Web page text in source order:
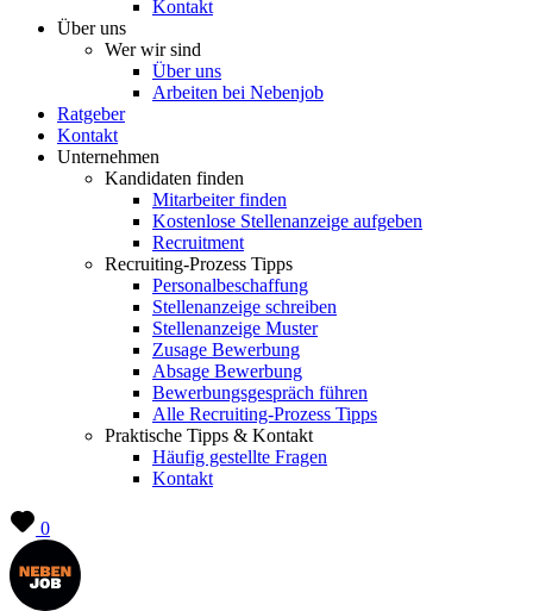
Kontakt
Über uns
Wer wir sind
Über uns
Arbeiten bei Nebenjob
Ratgeber
Kontakt
Unternehmen
Kandidaten finden
Mitarbeiter finden
Kostenlose Stellenanzeige aufgeben
Recruitment
Recruiting-Prozess Tipps
Personalbeschaffung
Stellenanzeige schreiben
Stellenanzeige Muster
Zusage Bewerbung
Absage Bewerbung
Bewerbungsgespräch führen
Alle Recruiting-Prozess Tipps
Praktische Tipps & Kontakt
Häufig gestellte Fragen
Kontakt
0